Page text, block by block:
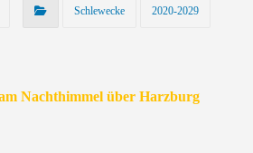
Schlewecke 2020-2029
Nachthimmel über Harzburg